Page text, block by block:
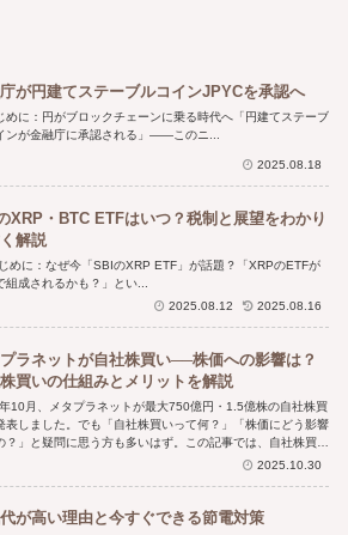
が円建てステーブルコインJPYCを承認へ
めに：円がブロックチェーンに乗る時代へ「円建てステーブ
ンが金融庁に承認される」——このニ...
2025.08.18
XRP・BTC ETFはいつ？税制と展望をわかり
解説
めに：なぜ今「SBIのXRP ETF」が話題？「XRPのETFが
組成されるかも？」とい...
2025.08.12
2025.08.16
プラネットが自社株買い──株価への影響は？
買いの仕組みとメリットを解説
10月、メタプラネットが最大750億円・1.5億株の自社株買
表しました。でも「自社株買いって何？」「株価にどう影響
？」と疑問に思う方も多いはず。この記事では、自社株買い
みやメリット、そしてメタプラネットの狙いについてわかり
2025.10.30
が高い理由と今すぐできる節電対策